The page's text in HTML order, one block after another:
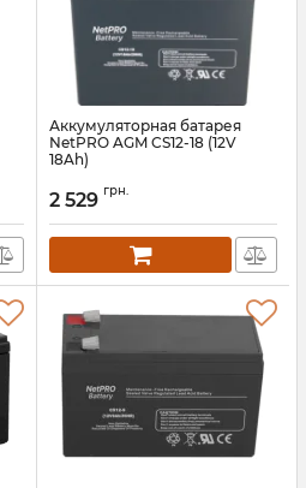
Аккумуляторная батарея
NetPRO AGM CS12-18 (12V
18Ah)
2 529 грн.